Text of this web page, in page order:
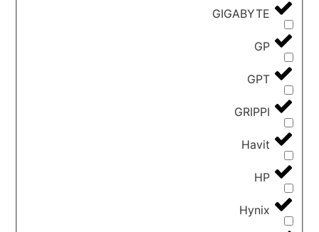
GIGABYTE
GP
GPT
GRIPPI
Havit
HP
Hynix